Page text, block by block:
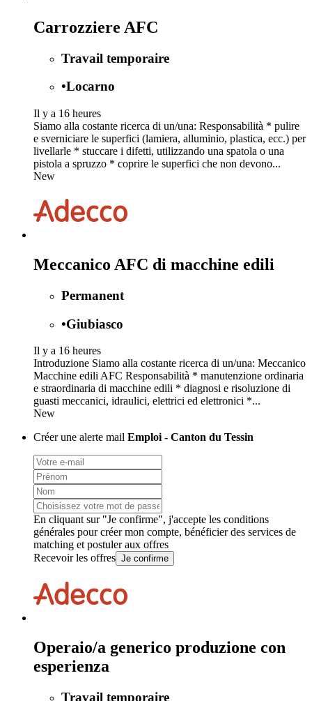
Carrozziere AFC
Travail temporaire
•Locarno
Il y a 16 heures
Siamo alla costante ricerca di un/una: Responsabilità * pulire
e sverniciare le superfici (lamiera, alluminio, plastica, ecc.) per
livellarle * stuccare i difetti, utilizzando una spatola o una
pistola a spruzzo * coprire le superfici che non devono...
New
Meccanico AFC di macchine edili
Permanent
•Giubiasco
Il y a 16 heures
Introduzione Siamo alla costante ricerca di un/una: Meccanico
Macchine edili AFC Responsabilità * manutenzione ordinaria
e straordinaria di macchine edili * diagnosi e risoluzione di
guasti meccanici, idraulici, elettrici ed elettronici *...
New
Créer une alerte mail Emploi - Canton du Tessin
En cliquant sur "Je confirme", j'accepte les conditions
générales pour créer mon compte, bénéficier des services de
matching et postuler aux offres
Recevoir les offres Je confirme
Operaio/a generico produzione con
esperienza
Travail temporaire